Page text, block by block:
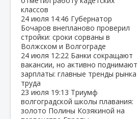
классов
24 июля 14:46 Губернатор
Бочаров внепланово проверил
стройки: сроки сорваны в
Волжском и Волгограде
24 июля 12:22 Банки сокращают
вакансии, но активно поднимают
зарплаты: главные тренды рынка
труда
23 июля 19:13 Триумф
волгоградской школы плавания:
золото Полины Козякиной на